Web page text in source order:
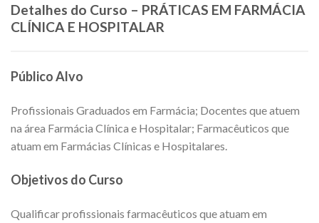
Detalhes do Curso – PRÁTICAS EM FARMÁCIA
CLÍNICA E HOSPITALAR
Público Alvo
Profissionais Graduados em Farmácia; Docentes que atuem
na área Farmácia Clínica e Hospitalar; Farmacêuticos que
atuam em Farmácias Clínicas e Hospitalares.
Objetivos do Curso
Qualificar profissionais farmacêuticos que atuam em